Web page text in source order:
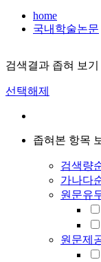
home
국내학술논문
검색결과 좁혀 보기
선택해제
좁혀본 항목
검색량
가나다
원문유
원문제